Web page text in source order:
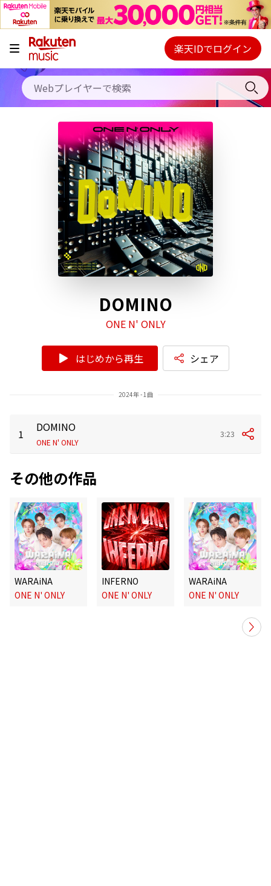
キャンペーン
料金プラン
使い方
初回30日間無料お試し
Webプレイヤー
ご契約内容の確認・変更
楽天IDでログイン
DOMINO
ONE N' ONLY
はじめから再生 シェア
2024年 - 1曲
1 DOMINO
ONE N' ONLY
3:23
その他の作品
WARAiNA
ONE N' ONLY
INFERNO
ONE N' ONLY
WARAiNA
ONE N' ONLY